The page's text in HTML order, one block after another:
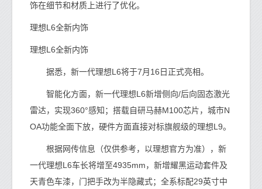
饰在细节和材质上进行了优化。
理想L6全新内饰
理想L6全新内饰
据悉，新一代理想L6将于7月16日正式亮相。
智能化方面，新一代理想L6新增侧向/后向固态激光
雷达，实现360°感知；搭载自研马赫M100芯片，城市N
OA功能全面下放，硬件方面直接对标旗舰级的理想L9。
根据网传信息（仅供参考，以理想官方为准），新
一代理想L6车长将增至4935mm，新增耀黑运动套件及
天青色车漆，门把手改为半隐藏式；全系标配29英寸中